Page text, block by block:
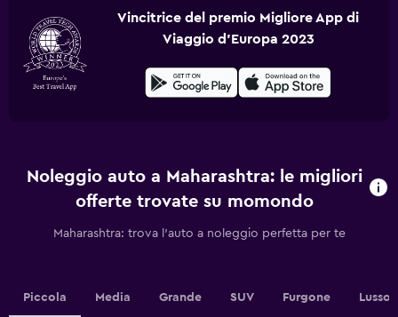
Vincitrice del premio Migliore App di
Viaggio d'Europa 2023
Noleggio auto a Maharashtra: le migliori
offerte trovate su momondo
Maharashtra: trova l'auto a noleggio perfetta per te
Piccola Media Grande SUV Furgone Lusso